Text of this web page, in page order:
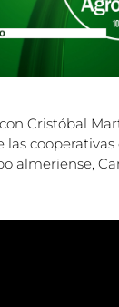
Cristóbal
las
almeriense,